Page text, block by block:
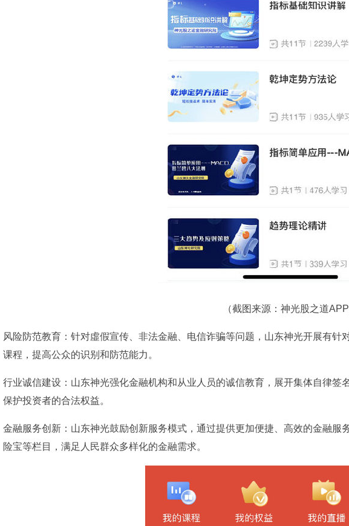
（截图来源：神光股之道APP
风险防范教育：针对虛假宣传、非法金融、电信诈骗等问题，山东神光开展有针
课程，提高公众的识别和防范能力。
行业诚信建设：山东神光强化金融机构和从业人员的诚信教育，展开集体自律签
保护投资者的合法权益。
金融服务创新：山东神光鼓励创新服务模式，通过提供更加便捷、高效的金融服
险宝等栏目，满足人民群众多样化的金融需求。